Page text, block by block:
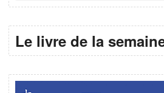
Le livre de la